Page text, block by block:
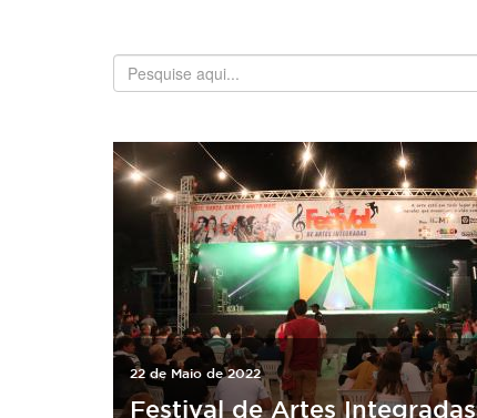
22 de Maio de 2022
Festival de Artes Integradas